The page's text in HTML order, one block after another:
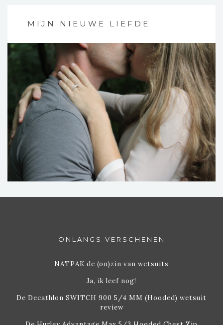
MIJN NIEUWE LIEFDE
ONLANGS VERSCHENEN
NATPAK de (on)zin van wetsuits
Ja, ik leef nog!
De Decathlon SWITCH 900 5/4 MM (Hooded) wetsuit
review